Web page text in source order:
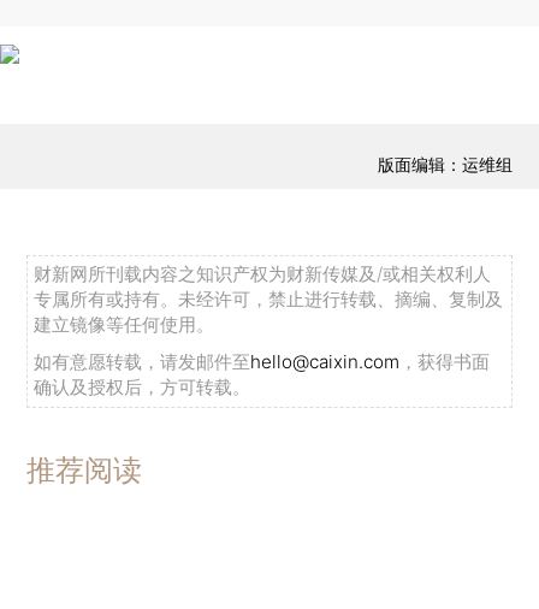
版面编辑：运维组
财新网所刊载内容之知识产权为财新传媒及/或相关权利人
专属所有或持有。未经许可，禁止进行转载、摘编、复制及
建立镜像等任何使用。
如有意愿转载，请发邮件至hello@caixin.com ，获得书面
确认及授权后，方可转载。
推荐阅读